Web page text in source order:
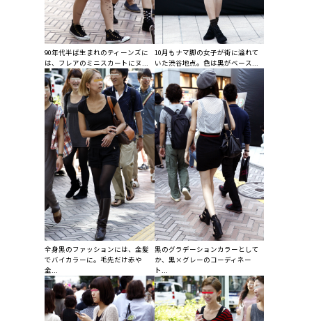
90年代半ば生まれのティーンズに
は、フレアのミニスカートにヌ...
10月もナマ脚の女子が街に溢れて
いた渋谷地点。色は黒がベース...
全身黒のファッションには、金髪
でバイカラーに。毛先だけ赤や
金...
黒のグラデーションカラーとして
か、黒×グレーのコーディネー
ト...